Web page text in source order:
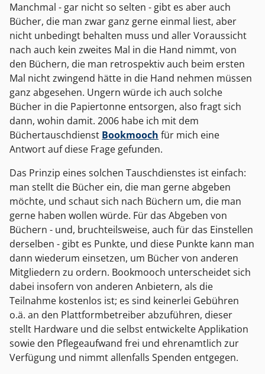
Manchmal - gar nicht so selten - gibt es aber auch
Bücher, die man zwar ganz gerne einmal liest, aber
nicht unbedingt behalten muss und aller Voraussicht
nach auch kein zweites Mal in die Hand nimmt, von
den Büchern, die man retrospektiv auch beim ersten
Mal nicht zwingend hätte in die Hand nehmen müssen
ganz abgesehen. Ungern würde ich auch solche
Bücher in die Papiertonne entsorgen, also fragt sich
dann, wohin damit. 2006 habe ich mit dem
Büchertauschdienst Bookmooch für mich eine
Antwort auf diese Frage gefunden.
Das Prinzip eines solchen Tauschdienstes ist einfach:
man stellt die Bücher ein, die man gerne abgeben
möchte, und schaut sich nach Büchern um, die man
gerne haben wollen würde. Für das Abgeben von
Büchern - und, bruchteilsweise, auch für das Einstellen
derselben - gibt es Punkte, und diese Punkte kann man
dann wiederum einsetzen, um Bücher von anderen
Mitgliedern zu ordern. Bookmooch unterscheidet sich
dabei insofern von anderen Anbietern, als die
Teilnahme kostenlos ist; es sind keinerlei Gebühren
o.ä. an den Plattformbetreiber abzuführen, dieser
stellt Hardware und die selbst entwickelte Applikation
sowie den Pflegeaufwand frei und ehrenamtlich zur
Verfügung und nimmt allenfalls Spenden entgegen.